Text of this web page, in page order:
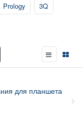
Prology 3Q
для планшета